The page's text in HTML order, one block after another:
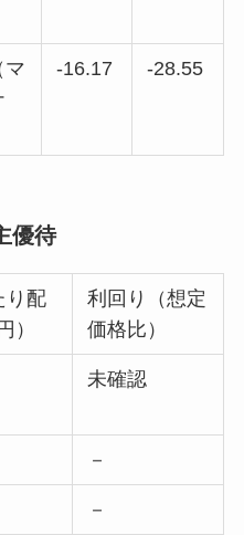
マ
-16.17 -28.55
優待
り配
）
利回り（想定
価格比）
未確認
－
－